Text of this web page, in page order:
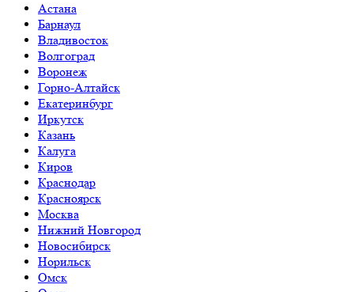
Астана
Барнаул
Владивосток
Волгоград
Воронеж
Горно-Алтайск
Екатеринбург
Иркутск
Казань
Калуга
Киров
Краснодар
Красноярск
Москва
Нижний Новгород
Новосибирск
Норильск
Омск